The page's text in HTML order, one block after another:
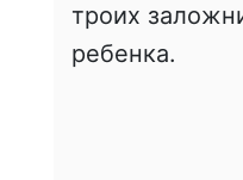
троих
ребенка.